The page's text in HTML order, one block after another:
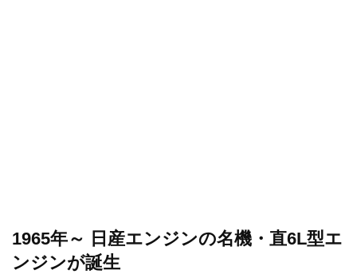
1965年～ 日産エンジンの名機・直6L型エ
ンジンが誕生